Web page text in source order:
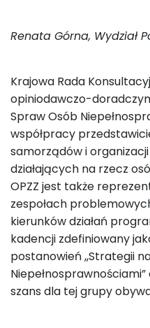
Renata Górna, Wydział
Krajowa Rada
opiniodawczo-
Spraw Osób
współpracy
samorządów i
działających na rzecz
OPZZ jest także
zespołach
kierunków działań
kadencji zdefiniowany
postanowień ,,Strategii
szans dla tej grupy